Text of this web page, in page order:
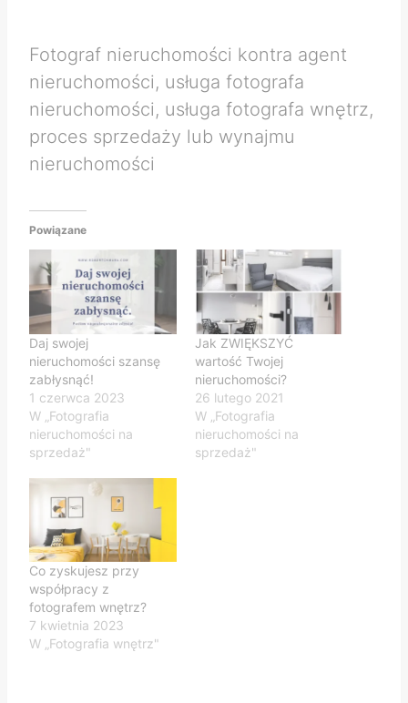
Fotograf nieruchomości kontra agent
nieruchomości, usługa fotografa
nieruchomości, usługa fotografa wnętrz,
proces sprzedaży lub wynajmu
nieruchomości
Powiązane
Daj swojej
nieruchomości szansę
zabłysnąć!
1 czerwca 2023
W „Fotografia
nieruchomości na
sprzedaż"
Jak ZWIĘKSZYĆ
wartość Twojej
nieruchomości?
26 lutego 2021
W „Fotografia
nieruchomości na
sprzedaż"
Co zyskujesz przy
współpracy z
fotografem wnętrz?
7 kwietnia 2023
W „Fotografia wnętrz"